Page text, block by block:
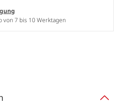
von 7 bis 10 Werktagen